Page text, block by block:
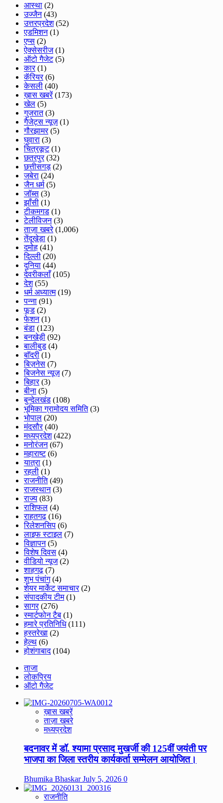
आस्था (2)
उज्जैन(43)
उत्तरप्रदेश(52)
एडमिशन(1)
एप्स (2)
ऐक्सेसरीज(1)
ऑटो गैजेट(5)
कार(1)
कॅरियर(6)
केसली (40)
ख़ास खबरें(173)
खेल (5)
गुजरात(3)
गैजेट्स न्यूज़(1)
गौरझामर(5)
घुवारा (3)
चित्रकूट(1)
छतरपुर(32)
छत्तीसगड़ (2)
जबेरा (24)
जैन धर्म(5)
जॉब्स (3)
झाँसी (1)
टीकमगड (1)
टेलीविजन(3)
ताज़ा खबरे(1,006)
तेंदूखेड़ा (1)
दमोह (41)
दिल्ली (20)
दुनिया (44)
देवरीकलाँ(105)
देश(55)
धर्म अध्यात्म(19)
पन्ना (91)
फूड (2)
फेशन(1)
बंडा (123)
बनखेड़ी (92)
बालीबुड (4)
बाॅदरी (1)
बिज़नेस (7)
बिजनेस न्यूज़(7)
बिहार(3)
बीना (5)
बुन्देलखंड (108)
भूमिका ग्रामोदय समिति(3)
भोपाल (20)
मंदसौर(40)
मध्यप्रदेश(422)
मनोरंजन(67)
महाराष्ट(6)
यात्रा (1)
रहली (1)
राजनीति(49)
राजस्थान(3)
राज्य (83)
राशिफल (4)
राहतगढ़ (16)
रिलेशनसिप (6)
लाइफ स्टाइल (7)
विज्ञापन(5)
विशेष दिवस (4)
वीडियो न्यूज(2)
शाहगढ़ (7)
शुभ पंचांग(4)
शेयर मार्केट समाचार(2)
संपादकीय टीम(1)
सागर(276)
स्मार्टफोन टैब (1)
हमारे प्रतिनिधि(111)
हस्तरेखा (2)
हेल्थ (6)
होशंगाबाद(104)
ताजा
लोकप्रिय
ऑटो गैजेट
ख़ास खबरें
ताज़ा खबरे
मध्यप्रदेश
बदनावर में डॉ. श्यामा प्रसाद मुखर्जी की 125वीं जयंती पर
भाजपा का जिला स्तरीय कार्यकर्ता सम्मेलन आयोजित।
Bhumika BhaskarJuly 5, 2026 0
राजनीति